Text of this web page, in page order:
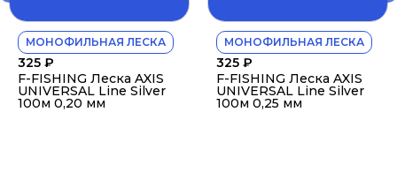
МОНОФИЛЬНАЯ ЛЕСКА
325 ₽
F-FISHING Леска AXIS
UNIVERSAL Line Silver
100м 0,20 мм
МОНОФИЛЬНАЯ ЛЕСКА
325 ₽
F-FISHING Леска AXIS
UNIVERSAL Line Silver
100м 0,25 мм